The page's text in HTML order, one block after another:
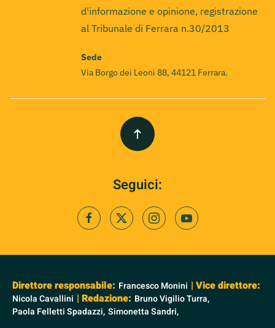
d'informazione e opinione, registrazione
al Tribunale di Ferrara n.30/2013
Sede
Via Borgo dei Leoni 88, 44121 Ferrara.
Seguici:
Direttore responsabile: Francesco Monini | Vice direttore:
Nicola Cavallini | Redazione: Bruno Vigilio Turra,
Paola Felletti Spadazzi, Simonetta Sandri,